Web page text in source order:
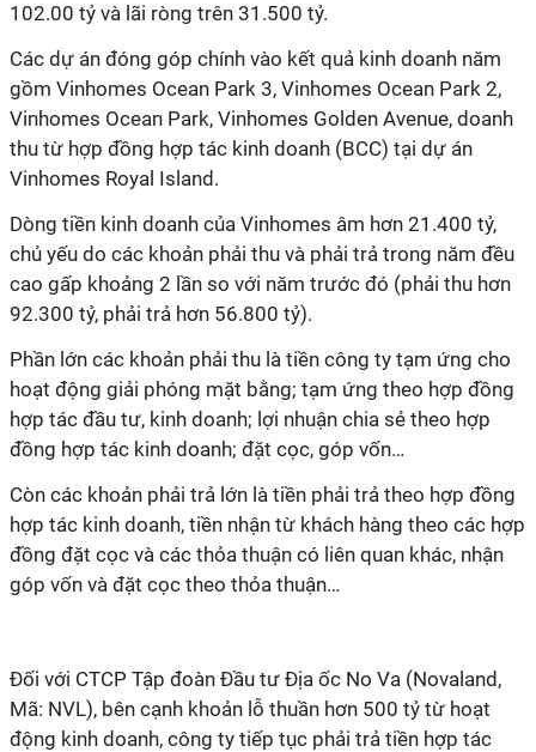
102.00 tỷ và lãi ròng trên 31.500 tỷ.
Các dự án đóng góp chính vào kết quả kinh doanh năm
gồm Vinhomes Ocean Park 3, Vinhomes Ocean Park 2,
Vinhomes Ocean Park, Vinhomes Golden Avenue, doanh
thu từ hợp đồng hợp tác kinh doanh (BCC) tại dự án
Vinhomes Royal Island.
Dòng tiền kinh doanh của Vinhomes âm hơn 21.400 tỷ,
chủ yếu do các khoản phải thu và phải trả trong năm đều
cao gấp khoảng 2 lần so với năm trước đó (phải thu hơn
92.300 tỷ, phải trả hơn 56.800 tỷ).
Phần lớn các khoản phải thu là tiền công ty tạm ứng cho
hoạt động giải phóng mặt bằng; tạm ứng theo hợp đồng
hợp tác đầu tư, kinh doanh; lợi nhuận chia sẻ theo hợp
đồng hợp tác kinh doanh; đặt cọc, góp vốn…
Còn các khoản phải trả lớn là tiền phải trả theo hợp đồng
hợp tác kinh doanh, tiền nhận từ khách hàng theo các hợp
đồng đặt cọc và các thỏa thuận có liên quan khác, nhận
góp vốn và đặt cọc theo thỏa thuận…
Đối với CTCP Tập đoàn Đầu tư Địa ốc No Va (Novaland,
Mã: NVL), bên cạnh khoản lỗ thuần hơn 500 tỷ từ hoạt
động kinh doanh, công ty tiếp tục phải trả tiền hợp tác